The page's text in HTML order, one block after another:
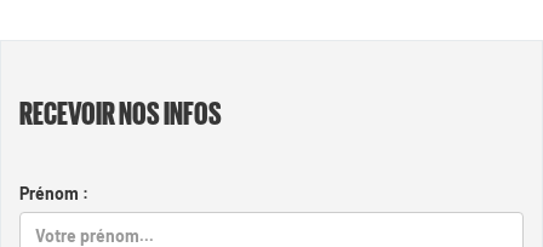
RECEVOIR NOS INFOS
Prénom :